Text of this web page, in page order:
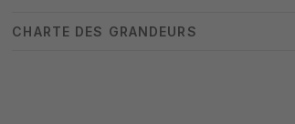
CHARTE DES GRANDEURS